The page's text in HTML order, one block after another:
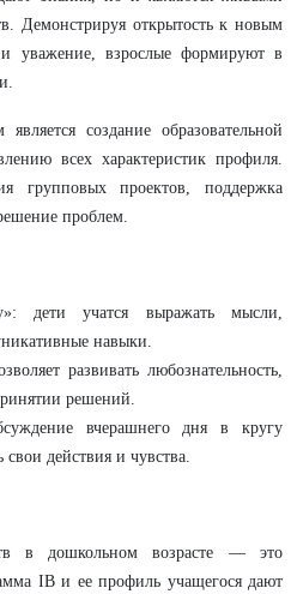
Демонстрируя открытость к новым
и уважение, взрослые формируют в
создание образовательной
всех характеристик профиля.
групповых проектов, поддержка
проблем.
дети учатся выражать мысли,
навыки.
развивать любознательность,
решений.
вчерашнего дня в кругу
свои действия и чувства.
в дошкольном возрасте — это
IB и ее профиль учащегося дают